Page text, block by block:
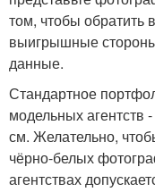
том, чтобы обратить
выигрышные
данные.
Стандартное
модельных агентств
см. Желательно,
чёрно-белых
агентствах